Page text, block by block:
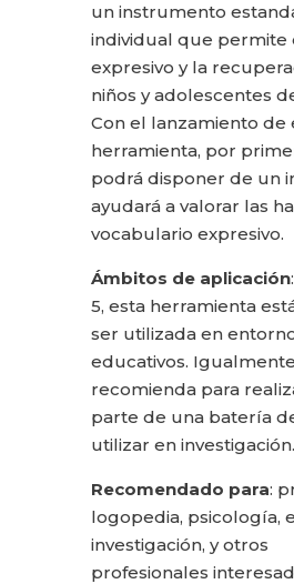
un instrumento
individual que permite
expresivo y la
niños y adolescentes de
Con el lanzamiento de
herramienta, por
podrá disponer de un
ayudará a valorar las
vocabulario expresivo.
Ámbitos de aplicación
5, esta herramienta
ser utilizada en
educativos.
recomienda para
parte de una batería
utilizar en investigación.
Recomendado para:
logopedia, psicología,
investigación, y otros
profesionales